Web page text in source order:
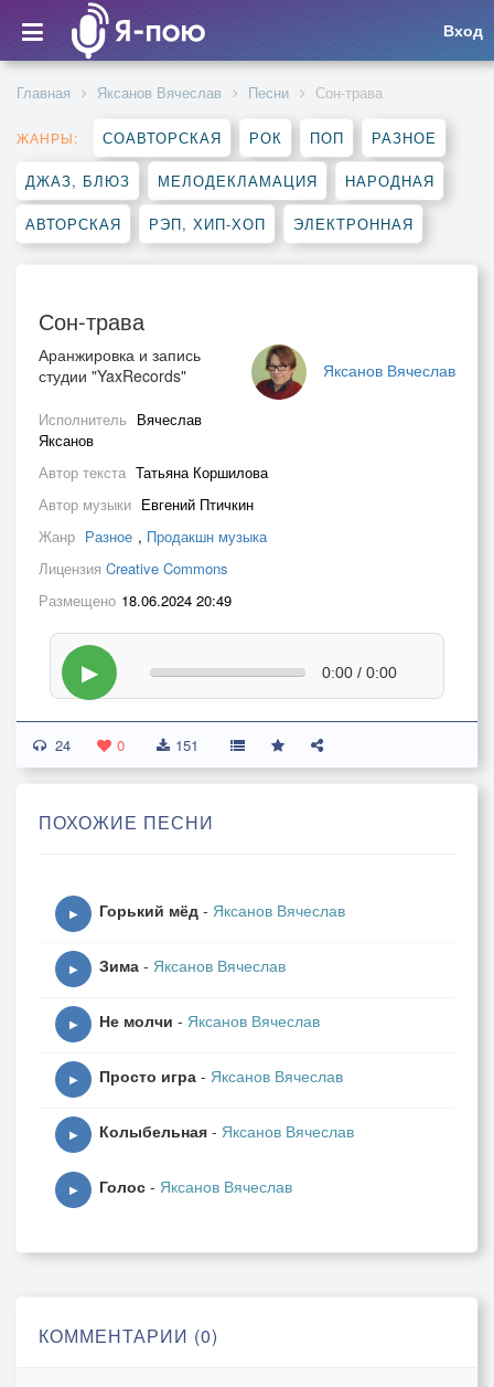
Вход
Главная Яксанов Вячеслав Песни Сон-трава
ЖАНРЫ: СОАВТОРСКАЯ РОК ПОП РАЗНОЕ
ДЖАЗ, БЛЮЗ МЕЛОДЕКЛАМАЦИЯ НАРОДНАЯ
АВТОРСКАЯ РЭП, ХИП-ХОП ЭЛЕКТРОННАЯ
Сон-трава
Яксанов Вячеслав
Аранжировка и запись
студии "YaxRecords"
Исполнитель Вячеслав
Яксанов
Автор текста Татьяна Коршилова
Автор музыки Евгений Птичкин
Жанр Разное , Продакшн музыка
Лицензия Creative Commons
Размещено 18.06.2024 20:49
▶ 0:00 / 0:00
24 0 151
ПОХОЖИЕ ПЕСНИ
▶ Горький мёд - Яксанов Вячеслав
▶ Зима - Яксанов Вячеслав
▶ Не молчи - Яксанов Вячеслав
▶ Просто игра - Яксанов Вячеслав
▶ Колыбельная - Яксанов Вячеслав
▶ Голос - Яксанов Вячеслав
КОММЕНТАРИИ (0)